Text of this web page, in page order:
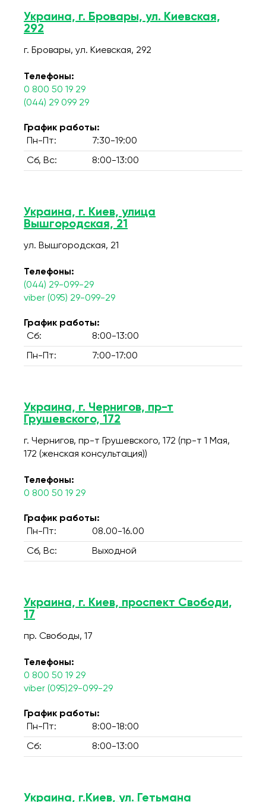
Украина, г. Бровары, ул. Киевская,
292
г. Бровары, ул. Киевская, 292
Телефоны:
0 800 50 19 29
(044) 29 099 29
График работы:
Пн-Пт:
7:30-19:00
Сб, Вс: 8:00-13:00
Украина, г. Киев, улица
Вышгородская, 21
ул. Вышгородская, 21
Телефоны:
(044) 29-099-29
viber (095) 29-099-29
График работы:
Сб:
8:00-13:00
Пн-Пт: 7:00-17:00
Украина, г. Чернигов, пр-т
Грушевского, 172
г. Чернигов, пр-т Грушевского, 172 (пр-т 1 Мая,
172 (женская консультация))
Телефоны:
0 800 50 19 29
График работы:
Пн-Пт:
08.00-16.00
Сб, Вс: Выходной
Украина, г. Киев, проспект Свободи,
17
пр. Свободы, 17
Телефоны:
0 800 50 19 29
viber (095)29-099-29
График работы:
Пн-Пт:
8:00-18:00
Сб: 8:00-13:00
Украина, г.Киев, ул. Гетьмана